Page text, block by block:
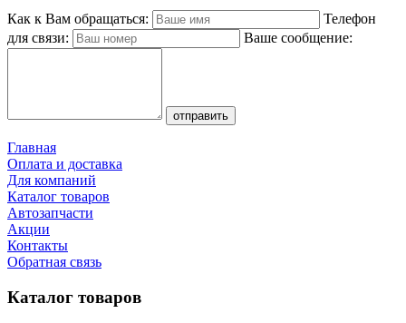
Как к Вам обращаться:
Телефон
для связи:
Ваше сообщение:
Главная
Оплата и доставка
Для компаний
Каталог товаров
Автозапчасти
Акции
Контакты
Обратная связь
Каталог товаров